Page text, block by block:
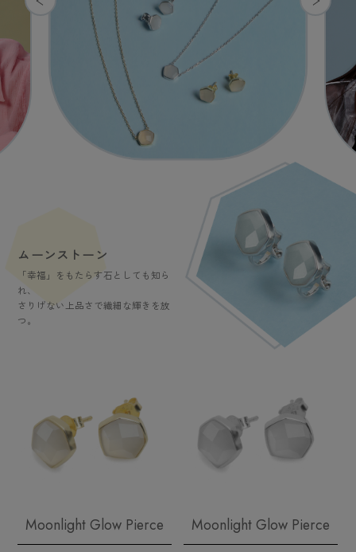
動物実験を行わないクルエルティフリー
ムーンストーン
「幸福」をもたらす石としても知ら
れ、
さりげない上品さで繊細な輝きを放
つ。
Moonlight Glow Pierce Moonlight Glow Pierce